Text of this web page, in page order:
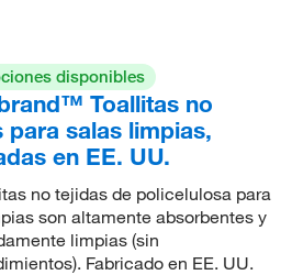
disponibles
Toallitas no
para salas limpias,
en EE. UU.
no tejidas de policelulosa para
son altamente absorbentes y
limpias (sin
Fabricado en EE. UU.